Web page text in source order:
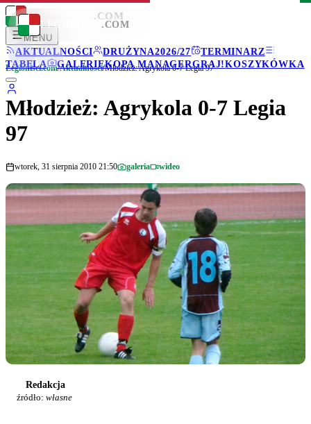
LEGIONISCI .COM
MENU
AKTUALNOŚCI
DRUŻYNA2026/27
TERMINARZ
TABELA
GALERIEKOPA MANAGERGRAJ!KOSZYKÓWKA
LEGIONISCI .COM
Legionisci.com/Aktualności/Młodzież: Agrykola 0-7 Legia 97
Młodzież: Agrykola 0-7 Legia
97
wtorek, 31 sierpnia 2010 21:50 galeria wideo
Redakcja
źródło: własne